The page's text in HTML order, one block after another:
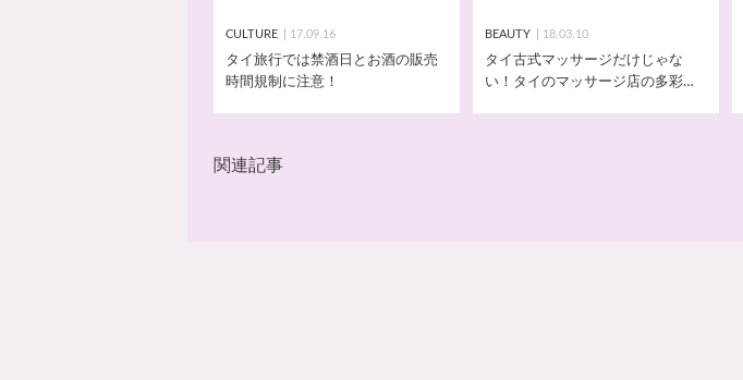
CULTURE 17.09.16
タイ旅行では禁酒日とお酒の販売
時間規制に注意！
BEAUTY 18.03.10
タイ古式マッサージだけじゃな
い！タイのマッサージ店の多彩な
関連記事